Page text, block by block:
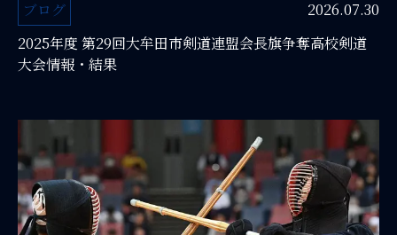
ブログ
2026.07.30
2025年度 第29回大牟田市剣道連盟会長旗争奪高校剣道
大会情報・結果